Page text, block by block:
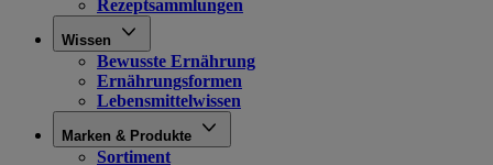
Rezeptsammlungen
Wissen
Bewusste Ernährung
Ernährungsformen
Lebensmittelwissen
Marken & Produkte
Sortiment